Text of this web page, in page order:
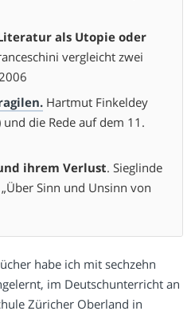
als Utopie oder
vergleicht zwei
Hartmut Finkeldey
die Rede auf dem 11.
ihrem Verlust. Sieglinde
Sinn und Unsinn von
habe ich mit sechzehn
im Deutschunterricht an
Züricher Oberland in